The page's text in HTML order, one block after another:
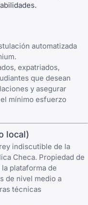
automatizada
expatriados,
que desean
y asegurar
mínimo esfuerzo
local)
indiscutible de la
Checa. Propiedad de
plataforma de
de nivel medio a
técnicas